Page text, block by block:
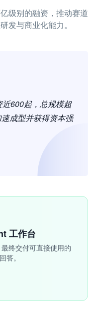
级别的融资，推动赛道
发与商业化能力。
600起，总规模超
成型并获得资本强
工作台
终交付可直接使用的
答。